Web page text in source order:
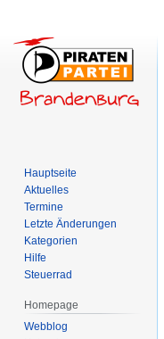
Hauptseite
Aktuelles
Termine
Letzte Änderungen
Kategorien
Hilfe
Steuerrad
Homepage
Webblog